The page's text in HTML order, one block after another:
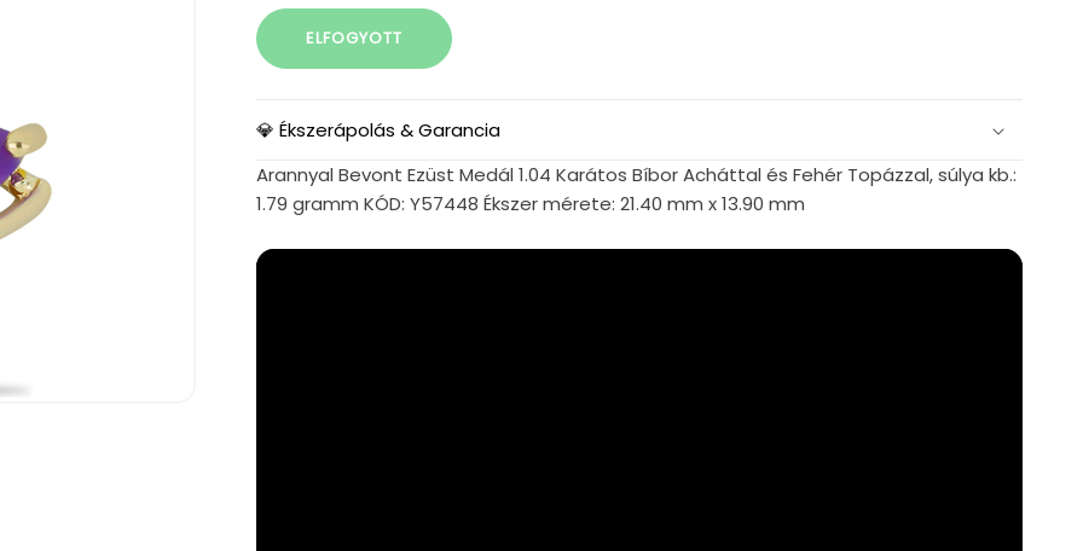
ELFOGYOTT
💎 Ékszerápolás & Garancia
Arannyal Bevont Ezüst Medál 1.04 Karátos Bíbor Acháttal és Fehér Topázzal, súlya kb.:
1.79 gramm KÓD: Y57448 Ékszer mérete: 21.40 mm x 13.90 mm